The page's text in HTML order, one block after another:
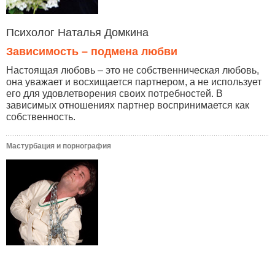
Психолог Наталья Домкина
Зависимость – подмена любви
Настоящая любовь – это не собственническая любовь,
она уважает и восхищается партнером, а не использует
его для удовлетворения своих потребностей. В
зависимых отношениях партнер воспринимается как
собственность.
Мастурбация и порнография